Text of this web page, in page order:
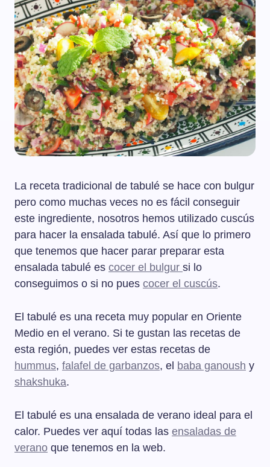
La receta tradicional de tabulé se hace con bulgur
pero como muchas veces no es fácil conseguir
este ingrediente, nosotros hemos utilizado cuscús
para hacer la ensalada tabulé. Así que lo primero
que tenemos que hacer parar preparar esta
ensalada tabulé es cocer el bulgur si lo
conseguimos o si no pues cocer el cuscús.
El tabulé es una receta muy popular en Oriente
Medio en el verano. Si te gustan las recetas de
esta región, puedes ver estas recetas de
hummus, falafel de garbanzos, el baba ganoush y
shakshuka.
El tabulé es una ensalada de verano ideal para el
calor. Puedes ver aquí todas las ensaladas de
verano que tenemos en la web.